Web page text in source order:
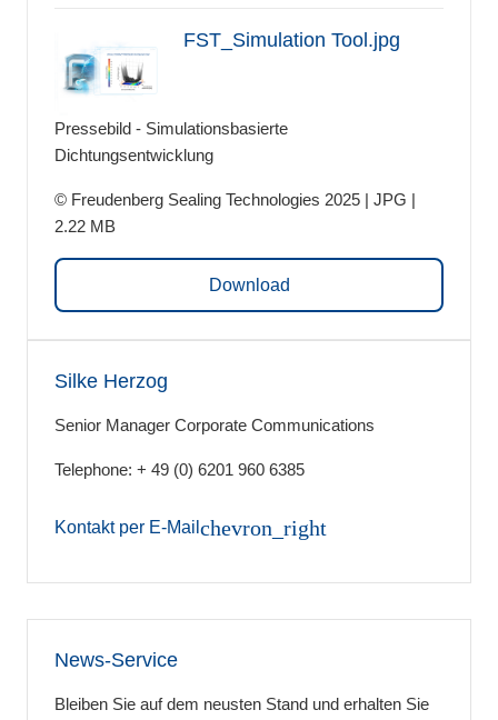
FST_Simulation Tool.jpg
Pressebild - Simulationsbasierte
Dichtungsentwicklung
© Freudenberg Sealing Technologies 2025 | JPG |
2.22 MB
Download
Silke Herzog
Senior Manager Corporate Communications
Telephone: + 49 (0) 6201 960 6385
Kontakt per E-Mail chevron_right
News-Service
Bleiben Sie auf dem neusten Stand und erhalten Sie